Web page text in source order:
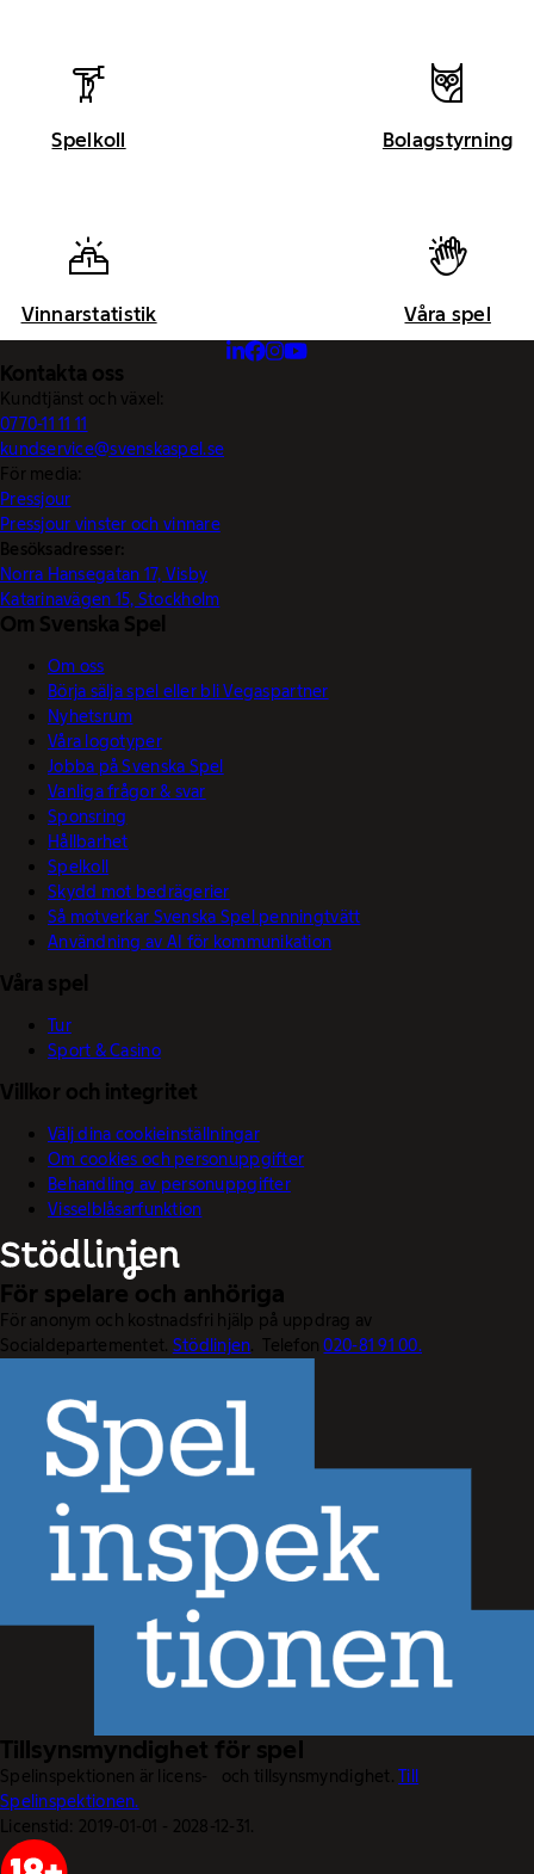
Spelkoll Bolagstyrning
Vinnarstatistik Våra spel
Kontakta oss
Kundtjänst och växel:
0770-11 11 11
kundservice@svenskaspel.se
För media:
Pressjour
Pressjour vinster och vinnare
Besöksadresser:
Norra Hansegatan 17, Visby
Katarinavägen 15, Stockholm
Om Svenska Spel
Om oss
Börja sälja spel eller bli Vegaspartner
Nyhetsrum
Våra logotyper
Jobba på Svenska Spel
Vanliga frågor & svar
Sponsring
Hållbarhet
Spelkoll
Skydd mot bedrägerier
Så motverkar Svenska Spel penningtvätt
Användning av AI för kommunikation
Våra spel
Tur
Sport & Casino
Villkor och integritet
Välj dina cookieinställningar
Om cookies och personuppgifter
Behandling av personuppgifter
Visselblåsarfunktion
För spelare och anhöriga
För anonym och kostnadsfri hjälp på uppdrag av
Socialdepartementet. Stödlinjen. Telefon020-81 91 00.
Tillsynsmyndighet för spel
Spelinspektionen är licens- och tillsynsmyndighet.Till
Spelinspektionen.
Licenstid: 2019-01-01 - 2028-12-31.